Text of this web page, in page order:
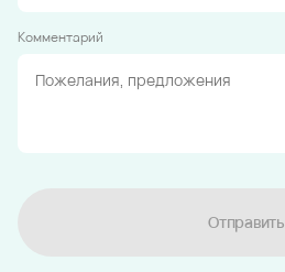
Комментарий
Отправить